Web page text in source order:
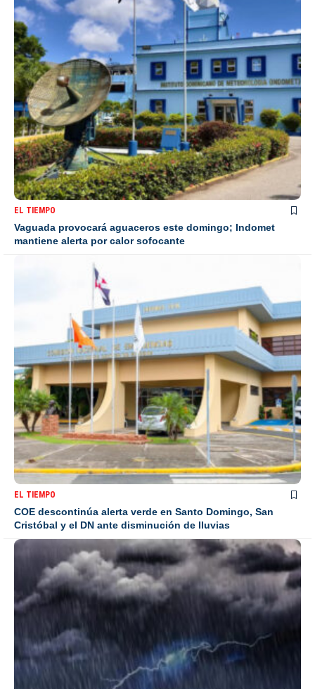
EL TIEMPO
Vaguada provocará aguaceros este domingo; Indomet
mantiene alerta por calor sofocante
EL TIEMPO
COE descontinúa alerta verde en Santo Domingo, San
Cristóbal y el DN ante disminución de lluvias